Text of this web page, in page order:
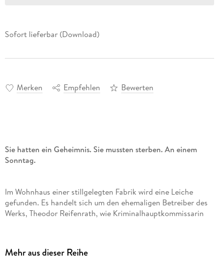
Sofort lieferbar (Download)
Merken Empfehlen Bewerten
Sie hatten ein Geheimnis. Sie mussten sterben. An einem
Sonntag.
Im Wohnhaus einer stillgelegten Fabrik wird eine Leiche
gefunden. Es handelt sich um den ehemaligen Betreiber des
Werks, Theodor Reifenrath, wie Kriminalhauptkommissarin
Knochen verstreut und die Spurensicherung fördert immer
Mehr aus dieser Reihe